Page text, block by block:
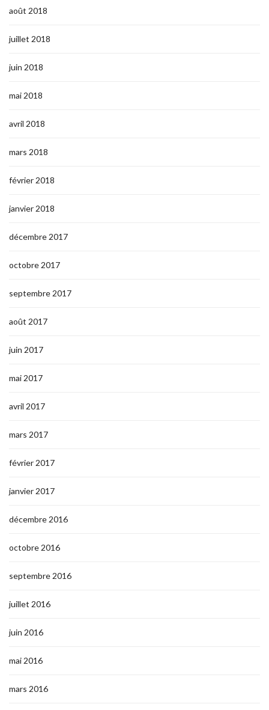
août 2018
juillet 2018
juin 2018
mai 2018
avril 2018
mars 2018
février 2018
janvier 2018
décembre 2017
octobre 2017
septembre 2017
août 2017
juin 2017
mai 2017
avril 2017
mars 2017
février 2017
janvier 2017
décembre 2016
octobre 2016
septembre 2016
juillet 2016
juin 2016
mai 2016
mars 2016